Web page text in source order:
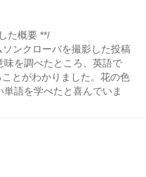
た概要 **/
ンクローバを撮影した投稿
味を調べたところ、英語で
とがわかりました。花の色
語を学べたと喜んでいま